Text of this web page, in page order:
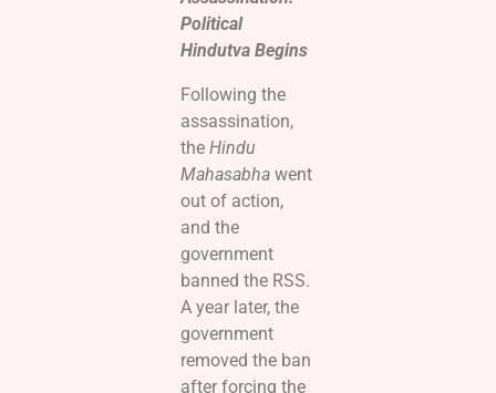
Political
Hindutva Begins
Following the
assassination,
the Hindu
Mahasabhawent
out of action,
and the
government
banned the RSS.
A year later, the
government
removed the ban
after forcing the